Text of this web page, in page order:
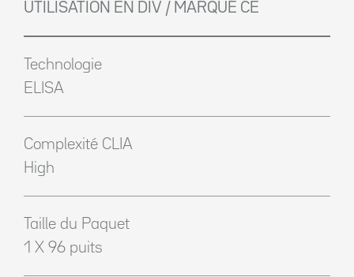
UTILISATION EN DIV / MARQUÉ CE
Technologie
ELISA
Complexité CLIA
High
Taille du Paquet
1 X 96 puits